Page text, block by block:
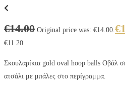
€14.00 Original price was: €14.00. €
€11.20.
Σκουλαρίκια gold oval hoop balls Οβάλ
ατσάλι με μπάλες στο περίγραμμα.